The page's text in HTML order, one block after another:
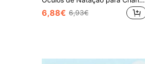
6,88€ 6,93€